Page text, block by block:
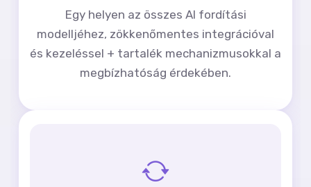
Egy helyen az összes AI fordítási
modelljéhez, zökkenőmentes integrációval
és kezeléssel + tartalék mechanizmusokkal a
megbízhatóság érdekében.